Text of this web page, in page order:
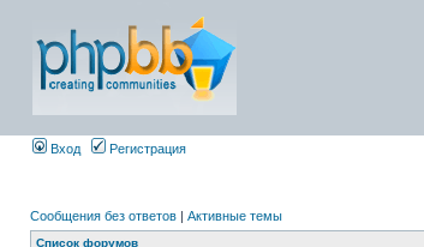
Вход Регистрация
Сообщения без ответов | Активные темы
Список форумов